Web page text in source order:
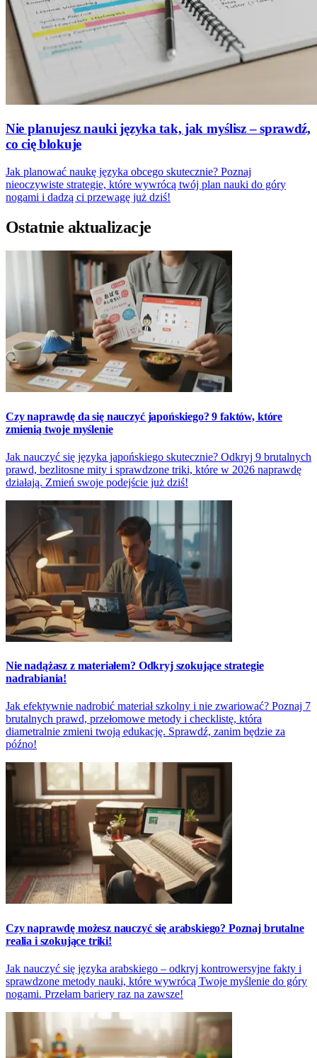
Nie planujesz nauki języka tak, jak myślisz – sprawdź,
co cię blokuje
Jak planować naukę języka obcego skutecznie? Poznaj
nieoczywiste strategie, które wywrócą twój plan nauki do góry
nogami i dadzą ci przewagę już dziś!
Ostatnie aktualizacje
Czy naprawdę da się nauczyć japońskiego? 9 faktów, które
zmienią twoje myślenie
Jak nauczyć się języka japońskiego skutecznie? Odkryj 9 brutalnych
prawd, bezlitosne mity i sprawdzone triki, które w 2026 naprawdę
działają. Zmień swoje podejście już dziś!
Nie nadążasz z materiałem? Odkryj szokujące strategie
nadrabiania!
Jak efektywnie nadrobić materiał szkolny i nie zwariować? Poznaj 7
brutalnych prawd, przełomowe metody i checklistę, która
diametralnie zmieni twoją edukację. Sprawdź, zanim będzie za
późno!
Czy naprawdę możesz nauczyć się arabskiego? Poznaj brutalne
realia i szokujące triki!
Jak nauczyć się języka arabskiego – odkryj kontrowersyjne fakty i
sprawdzone metody nauki, które wywrócą Twoje myślenie do góry
nogami. Przełam bariery raz na zawsze!